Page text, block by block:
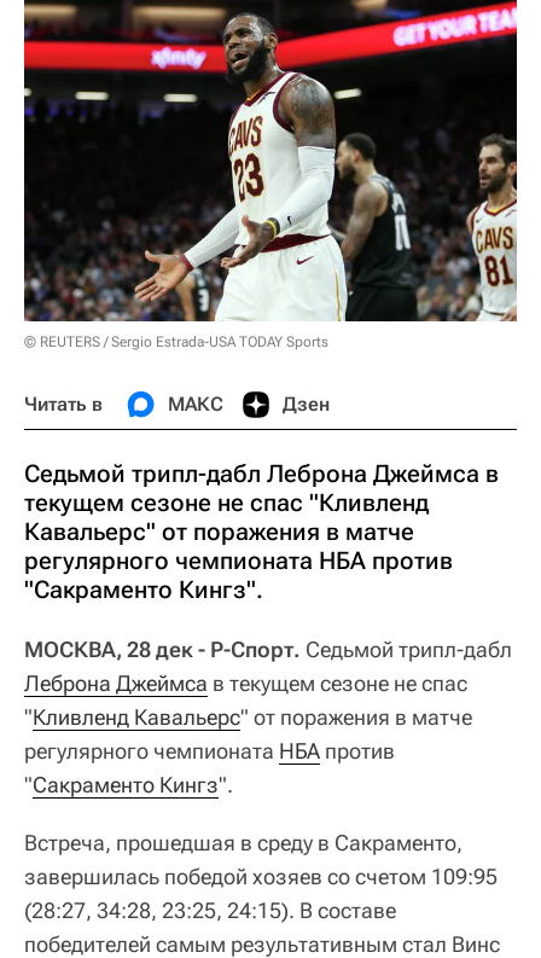
© REUTERS / Sergio Estrada-USA TODAY Sports
Читать в МАКС Дзен
Седьмой трипл-дабл Леброна Джеймса в
текущем сезоне не спас "Кливленд
Кавальерс" от поражения в матче
регулярного чемпионата НБА против
"Сакраменто Кингз".
МОСКВА, 28 дек - Р-Спорт. Седьмой трипл-дабл
Леброна Джеймса в текущем сезоне не спас
"Кливленд Кавальерс" от поражения в матче
регулярного чемпионата НБА против
"Сакраменто Кингз".
Встреча, прошедшая в среду в Сакраменто,
завершилась победой хозяев со счетом 109:95
(28:27, 34:28, 23:25, 24:15). В составе
победителей самым результативным стал Винс